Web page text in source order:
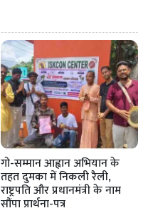
गो-सम्मान आह्वान अभियान के
तहत दुमका में निकली रैली,
राष्ट्रपति और प्रधानमंत्री के नाम
सौंपा प्रार्थना-पत्र